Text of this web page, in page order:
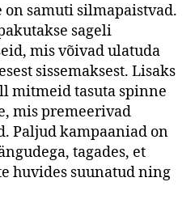
samuti silmapaistvad.
sageli
mis võivad ulatuda
sissemaksest. Lisaks
mitmeid tasuta spinne
mis premeerivad
Paljud kampaaniad on
tagades, et
huvides suunatud ning